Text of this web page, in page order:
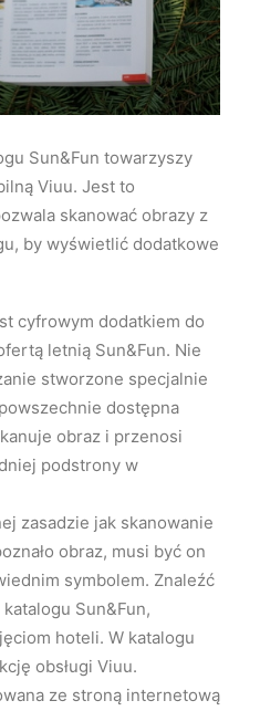
Sun&Fun towarzyszy
Viuu. Jest to
skanować obrazy z
by wyświetlić dodatkowe
cyfrowym dodatkiem do
letnią Sun&Fun. Nie
stworzone specjalnie
dostępna
obraz i przenosi
podstrony w
zasadzie jak skanowanie
obraz, musi być on
symbolem. Znaleźć
Sun&Fun,
hoteli. W katalogu
obsługi Viuu.
ze stroną internetową